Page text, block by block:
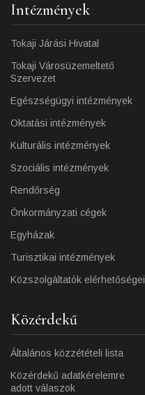
Intézmények
Tokaji Járási Hivatal
Tokaji Városüzemeltető
Szervezet
Egészségügyi intézmények
Oktatási intézmények
Kulturális intézmények
Szociális intézmények
Rendőrség
Önkormányzati cégek
Egyházak
Turisztikai intézmények
Közszolgáltatók elérhetőségei
Közérdekű
Általános közzétételi lista
Közérdekű adatkérelemre
adott válaszok